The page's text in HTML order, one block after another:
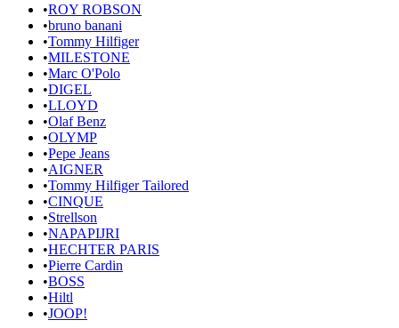
•ROY ROBSON
•bruno banani
•Tommy Hilfiger
•MILESTONE
•Marc O'Polo
•DIGEL
•LLOYD
•Olaf Benz
•OLYMP
•Pepe Jeans
•AIGNER
•Tommy Hilfiger Tailored
•CINQUE
•Strellson
•NAPAPIJRI
•HECHTER PARIS
•Pierre Cardin
•BOSS
•Hiltl
•JOOP!